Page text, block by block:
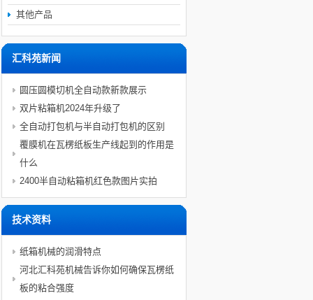
其他产品
汇科苑新闻
圆压圆模切机全自动款新款展示
双片粘箱机2024年升级了
全自动打包机与半自动打包机的区别
覆膜机在瓦楞纸板生产线起到的作用是
什么
2400半自动粘箱机红色款图片实拍
技术资料
纸箱机械的润滑特点
河北汇科苑机械告诉你如何确保瓦楞纸
板的粘合强度